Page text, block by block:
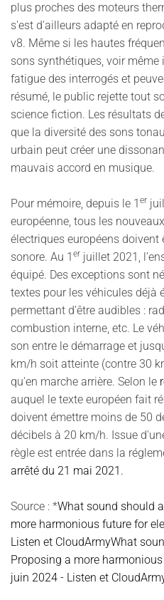
plus proches des moteurs
s'est d'ailleurs adapté en
v8. Même si les hautes
sons synthétiques, voir
fatigue des interrogés et
résumé, le public rejette tout
science fiction. Les résultats
que la diversité des sons
urbain peut créer une
mauvais accord en musique.
Pour mémoire, depuis le 1 er
européenne, tous les
électriques européens doivent
sonore. Au 1 er juillet 2021,
équipé. Des exceptions sont
textes pour les véhicules déjà
permettant d’être audibles :
combustion interne, etc. Le
son entre le démarrage et
km/h soit atteinte (contre 30
qu'en marche arrière. Selon le
auquel le texte européen fait
doivent émettre moins de 50
décibels à 20 km/h. Issue
règle est entrée dans la
arrêté du 21 mai 2021.
Source : *What sound should
more harmonious future for
Listen et CloudArmyWhat
Proposing a more
juin 2024 - Listen et